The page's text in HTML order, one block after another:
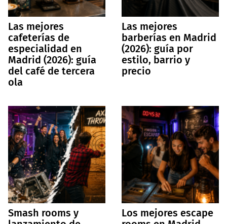
Las mejores
cafeterías de
especialidad en
Madrid (2026): guía
del café de tercera
ola
Las mejores
barberías en Madrid
(2026): guía por
estilo, barrio y
precio
Smash rooms y
Los mejores escape